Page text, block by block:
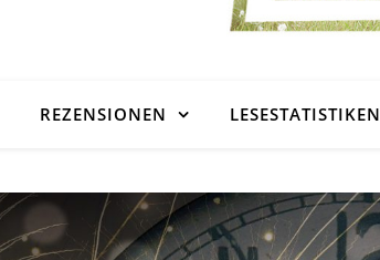
REZENSIONEN LESESTATISTIKEN